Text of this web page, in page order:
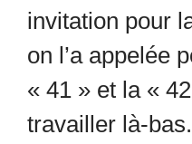
invitation pour
on l’a appelée
« 41 » et la «
travailler là-bas.